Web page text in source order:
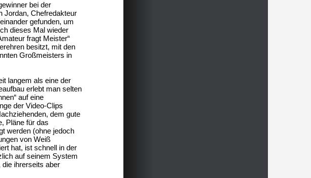
bei der
Jordan, Chefredakteur
gefunden, um
dieses Mal wieder
fragt Meister“
besitzt, mit den
Großmeisters in
langem als eine der
erlebt man selten
auf eine
der Video-Clips
dem gute
Pläne für das
werden (ohne jedoch
von Weiß
hat, ist schnell in der
auf seinem System
ihrerseits aber